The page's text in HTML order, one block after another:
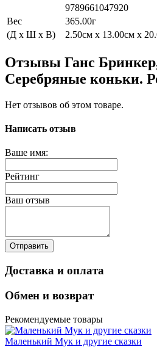
9789661047920
Вес
365.00г
(Д x Ш x В)
2.50см x 13.00см x
Отзывы Ганс
Серебряные коньки.
Нет отзывов об этом товаре.
Написать отзыв
Ваше имя:
Рейтинг
Ваш отзыв
Отправить
Доставка и оплата
Обмен и возврат
Рекомендуемые товары
Маленький Мук и другие сказки